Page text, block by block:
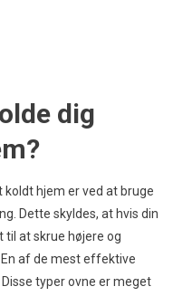
dig
koldt hjem er ved at bruge
Dette skyldes, at hvis din
at skrue højere og
af de mest effektive
typer ovne er meget